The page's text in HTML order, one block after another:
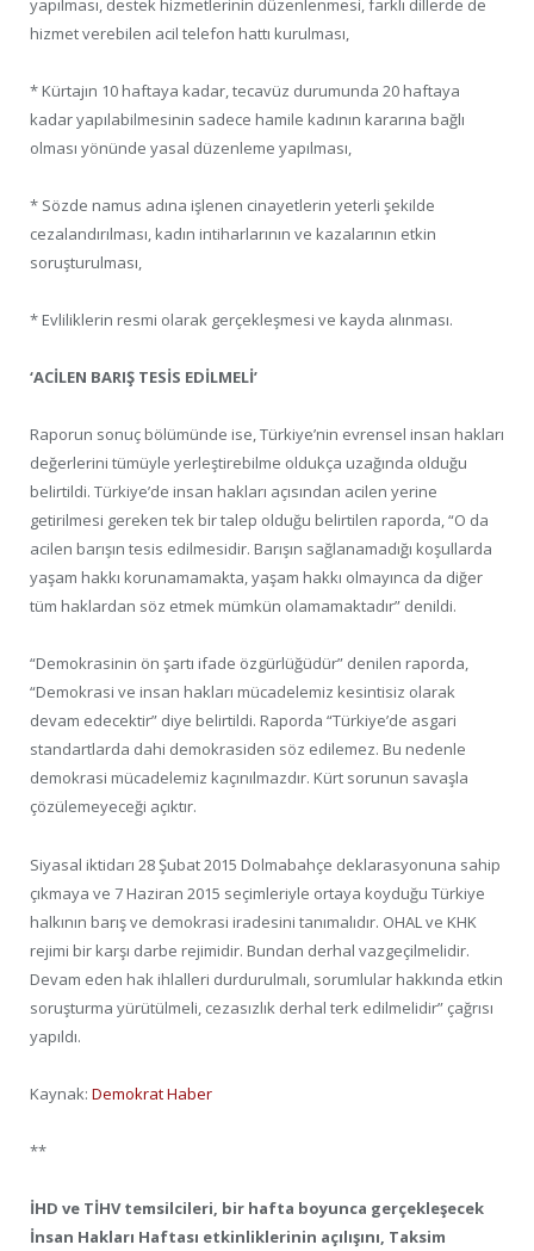
hizmet verebilen acil telefon hattı kurulması,
* Kürtajın 10 haftaya kadar, tecavüz durumunda 20 haftaya
kadar yapılabilmesinin sadece hamile kadının kararına bağlı
olması yönünde yasal düzenleme yapılması,
* Sözde namus adına işlenen cinayetlerin yeterli şekilde
cezalandırılması, kadın intiharlarının ve kazalarının etkin
soruşturulması,
* Evliliklerin resmi olarak gerçekleşmesi ve kayda alınması.
‘ACİLEN BARIŞ TESİS EDİLMELİ’
Raporun sonuç bölümünde ise, Türkiye’nin evrensel insan hakları
değerlerini tümüyle yerleştirebilme oldukça uzağında olduğu
belirtildi. Türkiye’de insan hakları açısından acilen yerine
getirilmesi gereken tek bir talep olduğu belirtilen raporda, “O da
acilen barışın tesis edilmesidir. Barışın sağlanamadığı koşullarda
yaşam hakkı korunamamakta, yaşam hakkı olmayınca da diğer
tüm haklardan söz etmek mümkün olamamaktadır” denildi.
“Demokrasinin ön şartı ifade özgürlüğüdür” denilen raporda,
“Demokrasi ve insan hakları mücadelemiz kesintisiz olarak
devam edecektir” diye belirtildi. Raporda “Türkiye’de asgari
standartlarda dahi demokrasiden söz edilemez. Bu nedenle
demokrasi mücadelemiz kaçınılmazdır. Kürt sorunun savaşla
çözülemeyeceği açıktır.
Siyasal iktidarı 28 Şubat 2015 Dolmabahçe deklarasyonuna sahip
çıkmaya ve 7 Haziran 2015 seçimleriyle ortaya koyduğu Türkiye
halkının barış ve demokrasi iradesini tanımalıdır. OHAL ve KHK
rejimi bir karşı darbe rejimidir. Bundan derhal vazgeçilmelidir.
Devam eden hak ihlalleri durdurulmalı, sorumlular hakkında etkin
soruşturma yürütülmeli, cezasızlık derhal terk edilmelidir” çağrısı
yapıldı.
Kaynak: Demokrat Haber
**
İHD ve TİHV temsilcileri, bir hafta boyunca gerçekleşecek
İnsan Hakları Haftası etkinliklerinin açılışını, Taksim